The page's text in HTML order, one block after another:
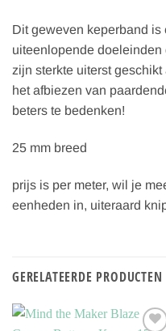
Dit geweven keperband is
uiteenlopende
zijn sterkte uiterst
het afbiezen van
beters te bedenken!
25 mm breed
prijs is per meter, wil je
eenheden in, uiteraard
GERELATEERDE PRODUCTEN